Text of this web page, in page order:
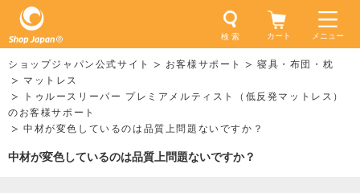
メニュー
検 索 カート
ショップジャパン公式サイト お客様サポート
寝具・布団・枕
マットレス
トゥルースリーパー プレミアメルティスト（低反発マットレス）
のお客様サポート
中材が変色しているのは品質上問題ないですか？
中材が変色しているのは品質上問題ないですか？